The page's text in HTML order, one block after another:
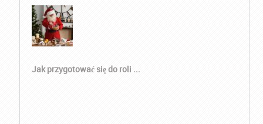
Jak przygotować się do roli ...